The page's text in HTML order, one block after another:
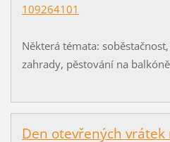
109264101
Některá témata:
zahrady, pěstování na
Den otevřených vrátek